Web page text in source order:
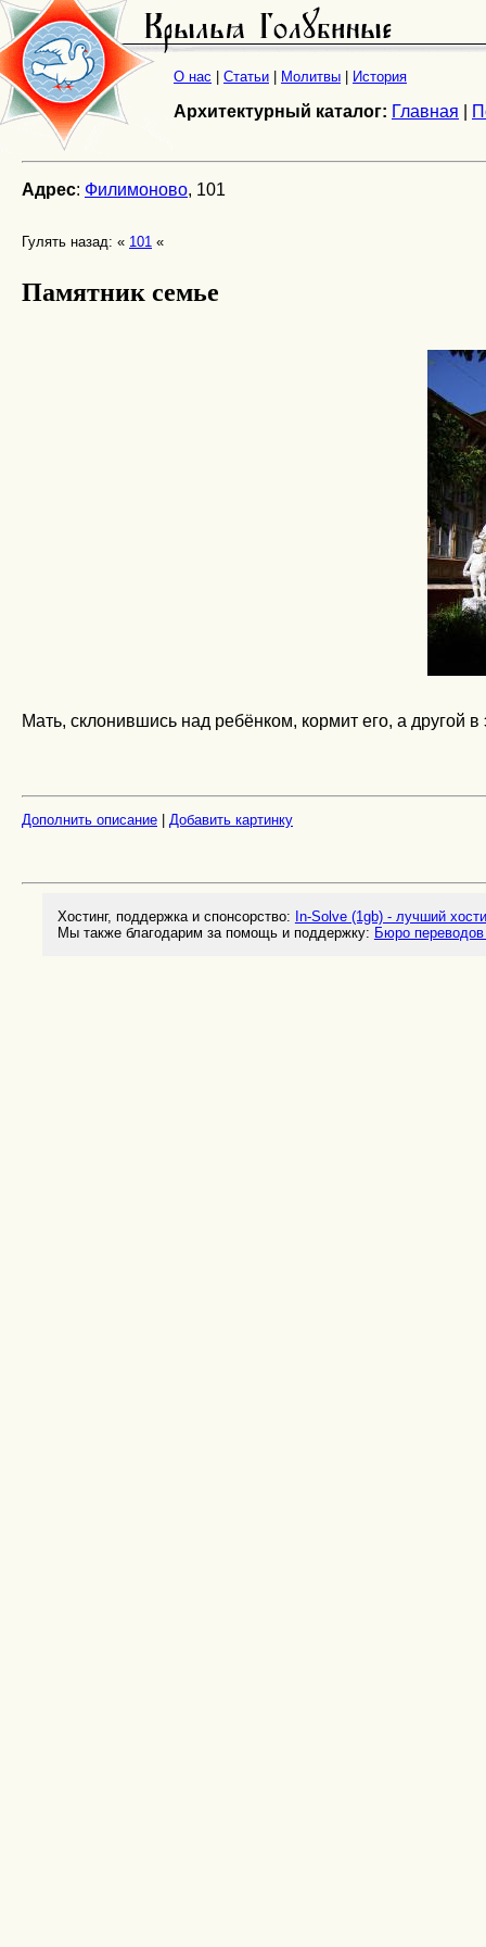
О нас Статьи Молитвы История
Архитектурный каталог: Главная
Адрес: Филимоново, 101
Гулять назад: « 101 «
Памятник семье
Мать, склонившись над ребёнком, кормит его, а другой
Дополнить описание Добавить картинку
Хостинг, поддержка и спонсорство: In-Solve (1gb) - лучший
Мы также благодарим за помощь и поддержку: Бюро переводов